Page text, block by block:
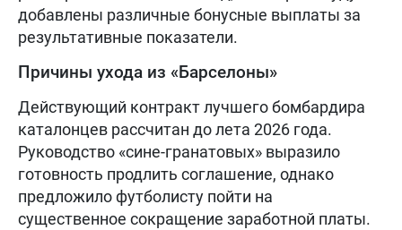
добавлены различные бонусные выплаты за
результативные показатели.
Причины ухода из «Барселоны»
Действующий контракт лучшего бомбардира
каталонцев рассчитан до лета 2026 года.
Руководство «сине-гранатовых» выразило
готовность продлить соглашение, однако
предложило футболисту пойти на
существенное сокращение заработной платы.